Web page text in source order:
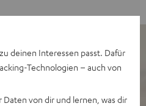
deinen Interessen passt. Dafür
Technologien – auch von
von dir und lernen, was dir